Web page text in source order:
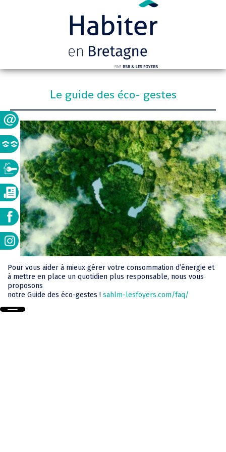
Le guide des éco- gestes
Pour vous aider à mieux gérer votre consommation d’énergie et
à mettre en place un quotidien plus responsable, nous vous
proposons
notre Guide des éco-gestes ! sahlm-lesfoyers.com/faq/